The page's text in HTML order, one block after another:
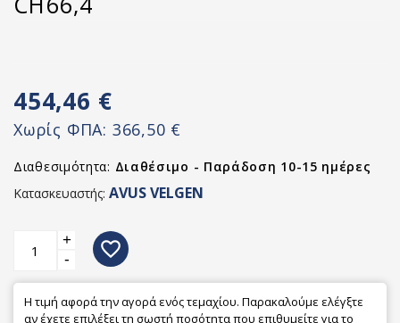
454,46 €
Χωρίς ΦΠΑ: 366,50 €
Διαθεσιμότητα: Διαθέσιμο - Παράδοση 10-15 ημέρες
Κατασκευαστής: AVUS VELGEN
+
-
favorite_border
Η τιμή αφορά την αγορά ενός τεμαχίου. Παρακαλούμε ελέγξτε
αν έχετε επιλέξει τη σωστή ποσότητα που επιθυμείτε για το